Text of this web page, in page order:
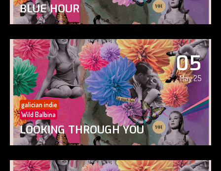
BLUE HOUR
05
May 25
galician indie
Wild Balbina
LOOKING THROUGH YOU